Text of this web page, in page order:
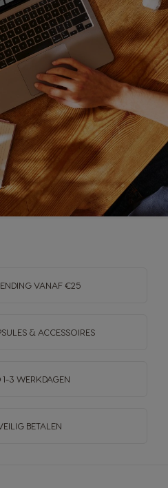
VANAF €25
& ACCESSOIRES
1-3 WERKDAGEN
BETALEN